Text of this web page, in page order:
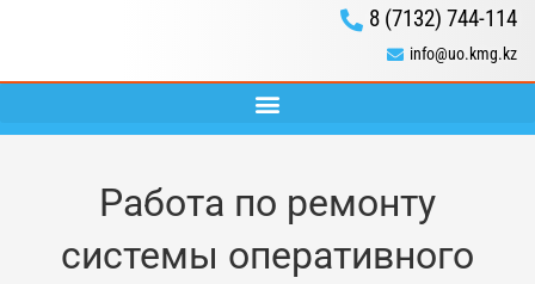
8 (7132) 744-114
info@uo.kmg.kz
Работа по ремонту
системы оперативного